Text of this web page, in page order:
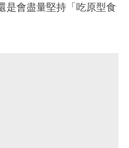
是會盡量堅持「吃原型食